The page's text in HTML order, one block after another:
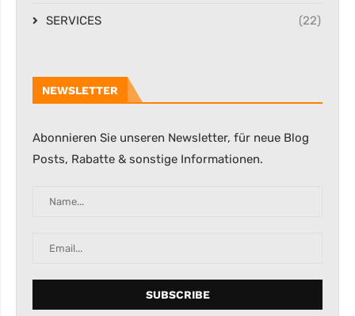
SERVICES (22)
NEWSLETTER
Abonnieren Sie unseren Newsletter, für neue Blog
Posts, Rabatte & sonstige Informationen.